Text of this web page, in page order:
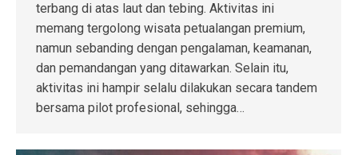
terbang di atas laut dan tebing. Aktivitas ini
memang tergolong wisata petualangan premium,
namun sebanding dengan pengalaman, keamanan,
dan pemandangan yang ditawarkan. Selain itu,
aktivitas ini hampir selalu dilakukan secara tandem
bersama pilot profesional, sehingga…